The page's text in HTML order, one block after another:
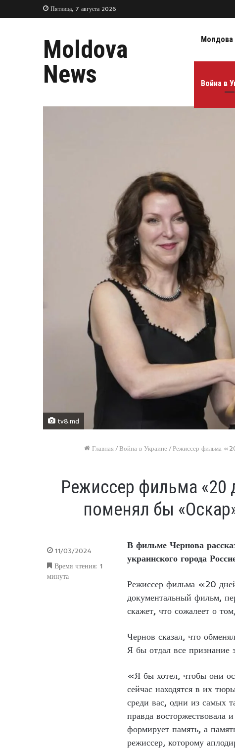
Пятница, 7 августа 2026
Moldova
News
Молдова
Война в
tv8.md
Главная /Война в Украине /Режиссер фильма
Режиссер фильма «20
поменял бы
В фильме Чернова
украинского города
Режиссер фильма «20
документальный фильм,
скажет, что сожалеет о
Чернов сказал, что
Я бы отдал все признание
«Я бы хотел, чтобы они
сейчас находятся в их
среди вас, одни из самых
правда
формирует память, а
режиссер, которому
11/03/2024
Время чтения: 1
минута